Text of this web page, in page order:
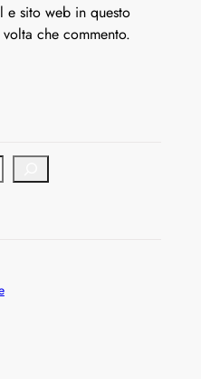
e sito web in questo
che commento.